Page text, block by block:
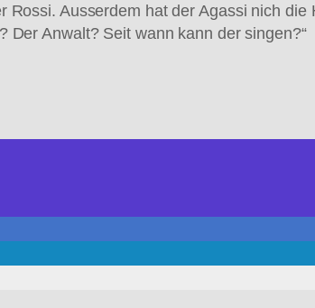
Rossi. Ausserdem hat der Agassi nich
Der Anwalt? Seit wann kann der singen?“